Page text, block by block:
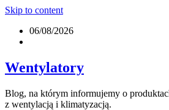
Skip to content
06/08/2026
Wentylatory
Blog, na którym informujemy o
z wentylacją i klimatyzacją.